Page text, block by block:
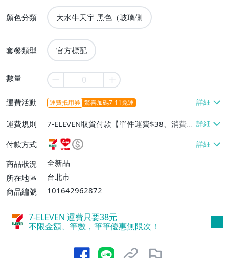
顏色分類 大水牛天宇 黑色（玻璃側
套餐類型 官方標配
數量
運費活動 運費抵用券 驚喜加碼7-11免運
運費規則
7-ELEVEN取貨付款【單件運費$38、消費滿
$1000免運費】、萊爾富取貨付款【單件運
費$60、消費滿$1000免運費】、宅配/貨運
【單件運費$80、消費滿$1000免運費】
付款方式
商品狀況
全新品
所在地區
台北市
商品編號
101642962872
7-ELEVEN 運費只要38元
不限金額、筆數，筆筆優惠無限次！